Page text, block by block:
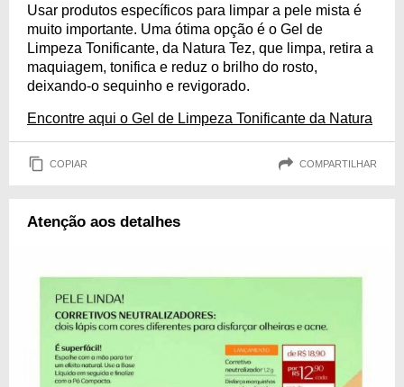
Usar produtos específicos para limpar a pele mista é
muito importante. Uma ótima opção é o Gel de
Limpeza Tonificante, da Natura Tez, que limpa, retira a
maquiagem, tonifica e reduz o brilho do rosto,
deixando-o sequinho e revigorado.
Encontre aqui o Gel de Limpeza Tonificante da Natura
COPIAR COMPARTILHAR
Atenção aos detalhes